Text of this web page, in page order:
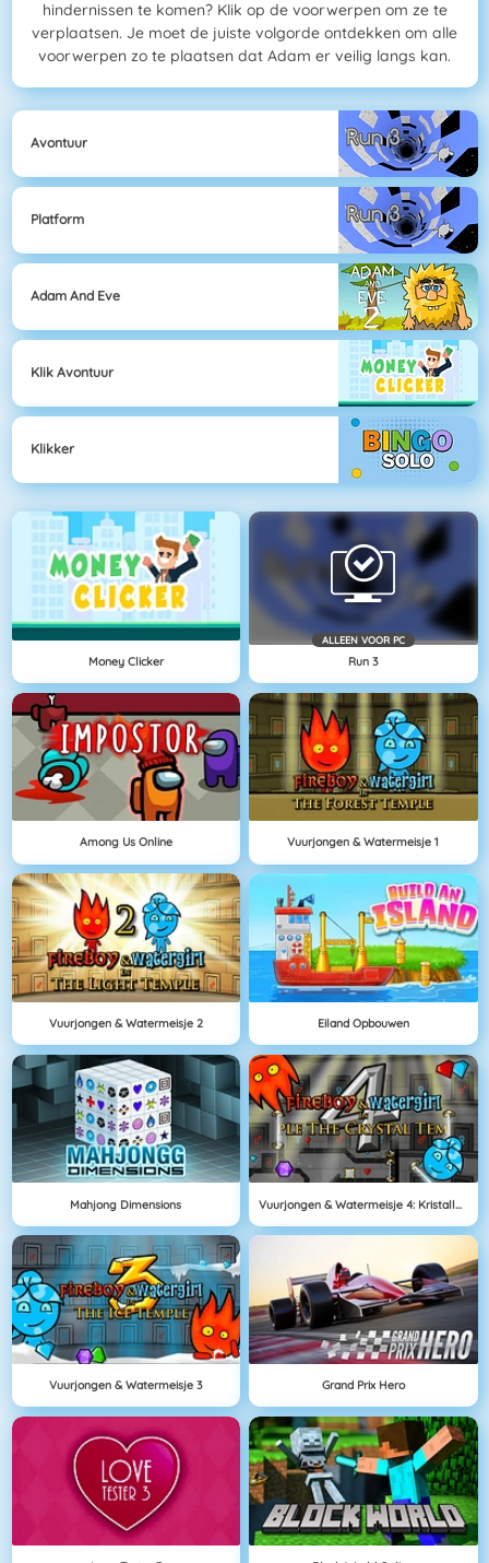
hindernissen te komen? Klik op de voorwerpen om ze te
verplaatsen. Je moet de juiste volgorde ontdekken om alle
voorwerpen zo te plaatsen dat Adam er veilig langs kan.
Avontuur
Platform
Adam And Eve
Klik Avontuur
Klikker
Money Clicker
ALLEEN VOOR PC
Run 3
Among Us Online Vuurjongen & Watermeisje 1
Vuurjongen & Watermeisje 2 Eiland Opbouwen
Mahjong Dimensions Vuurjongen & Watermeisje 4: Kristallen Tempel
Vuurjongen & Watermeisje 3 Grand Prix Hero